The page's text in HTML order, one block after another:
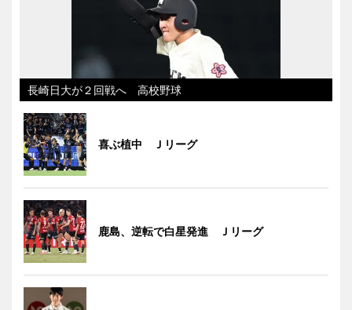
長崎日大が２回戦へ 高校野球
喜ぶ植中 Ｊリーグ
鹿島、逆転で白星発進 Ｊリーグ